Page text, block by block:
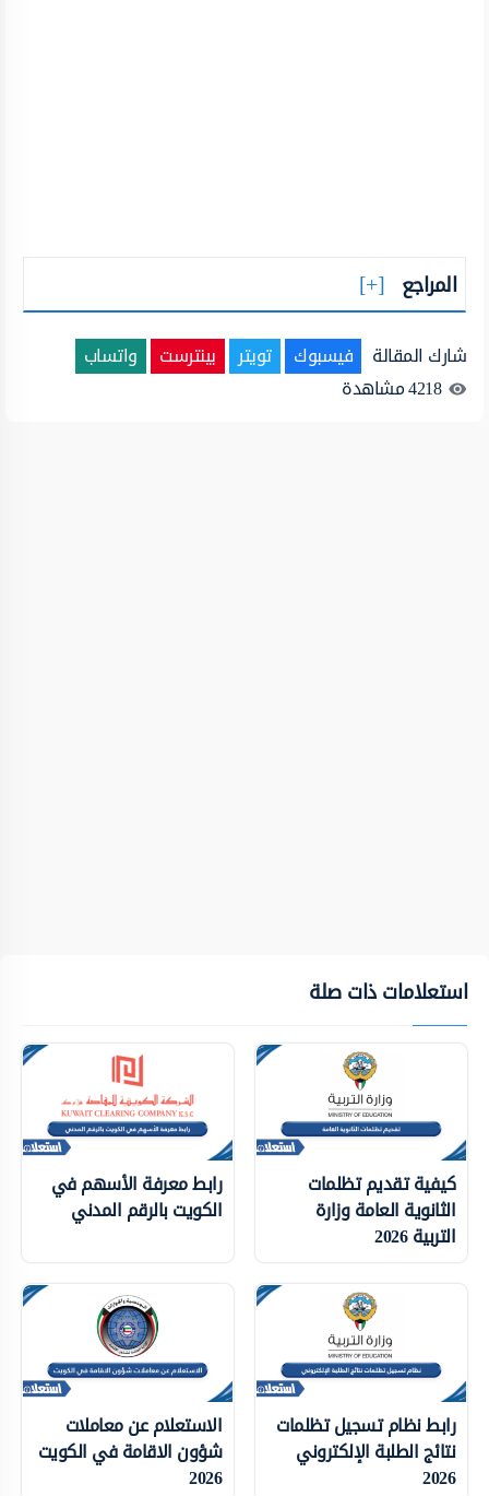
المراجع
شارك المقالة فيسبوك تويتر بينترست
واتساب
4218مشاهدة
استعلامات ذات صلة
كيفية تقديم تظلمات
الثانوية العامة وزارة
التربية 2026
رابط معرفة الأسهم في
الكويت بالرقم المدني
رابط نظام تسجيل تظلمات
نتائج الطلبة الإلكتروني
2026
الاستعلام عن معاملات
شؤون الاقامة في الكويت
2026